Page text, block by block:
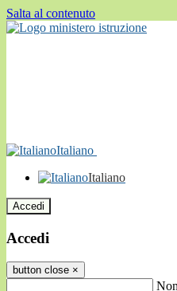
Salta al contenuto
Italiano
Italiano
Accedi
Accedi
button close ×